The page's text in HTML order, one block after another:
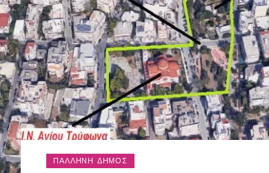
ΠΑΛΛΉΝΗ ΔΉΜΟΣ